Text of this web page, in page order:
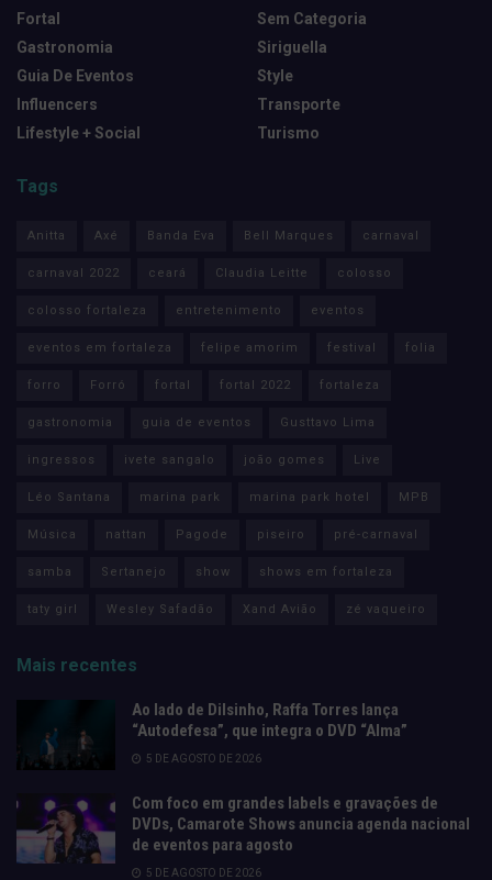
Fortal
Gastronomia
Guia De Eventos
Influencers
Lifestyle + Social
Sem Categoria
Siriguella
Style
Transporte
Turismo
Tags
Anitta Axé Banda Eva Bell Marques carnaval
carnaval 2022 ceará Claudia Leitte colosso
colosso fortaleza entretenimento eventos
eventos em fortaleza felipe amorim festival folia
forro Forró fortal fortal 2022 fortaleza
gastronomia guia de eventos Gusttavo Lima
ingressos ivete sangalo joão gomes Live
Léo Santana marina park marina park hotel MPB
Música nattan Pagode piseiro pré-carnaval
samba Sertanejo show shows em fortaleza
taty girl Wesley Safadão Xand Avião zé vaqueiro
Mais recentes
Ao lado de Dilsinho, Raffa Torres lança
“Autodefesa”, que integra o DVD “Alma”
5 DE AGOSTO DE 2026
Com foco em grandes labels e gravações de
DVDs, Camarote Shows anuncia agenda nacional
de eventos para agosto
5 DE AGOSTO DE 2026